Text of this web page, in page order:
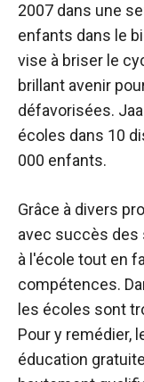
2007 dans une
enfants dans le
vise à briser le
brillant avenir
défavorisées.
écoles dans 10
000 enfants.
Grâce à divers
avec succès des
à l'école tout en
compétences.
les écoles sont
Pour y remédier,
éducation